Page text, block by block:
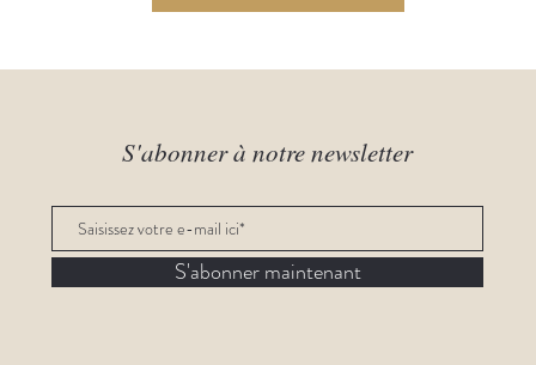
S'abonner à notre newsletter
S'abonner maintenant